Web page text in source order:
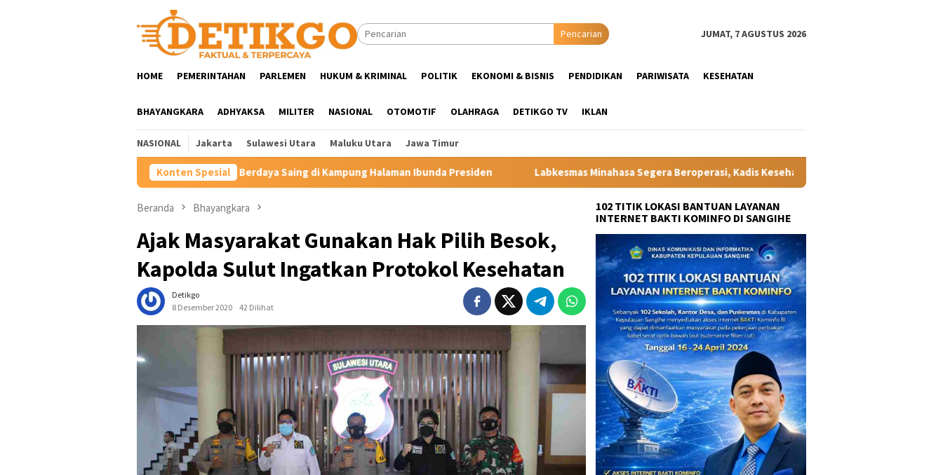
Pencarian JUMAT, 7 AGUSTUS 2026
HOME PEMERINTAHAN PARLEMEN HUKUM & KRIMINAL POLITIK EKONOMI & BISNIS PENDIDIKAN PARIWISATA KESEHATAN
BHAYANGKARA ADHYAKSA MILITER NASIONAL OTOMOTIF OLAHRAGA DETIKGO TV IKLAN
NASIONAL Jakarta Sulawesi Utara Maluku Utara Jawa Timur
Konten Spesial
Pendidikan Vokasi Berdaya Saing di Kampung Halaman Ibunda Presiden Labkesmas Minahasa Segera Beroperasi, Kadis Kesehatan dr Olviane Rattu: Deteksi Dini Penyakit Lebih
Beranda Bhayangkara
Ajak Masyarakat Gunakan Hak Pilih Besok,
Kapolda Sulut Ingatkan Protokol Kesehatan
Detikgo
8 Desember 2020
42 Dilihat
102 TITIK LOKASI BANTUAN LAYANAN
INTERNET BAKTI KOMINFO DI SANGIHE